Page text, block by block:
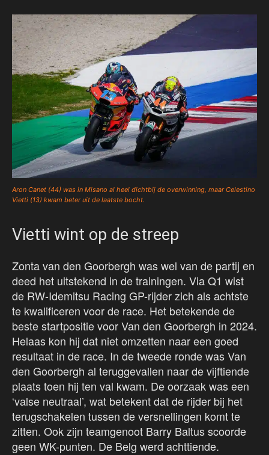
Aron Canet (44) was in Misano al heel dichtbij de overwinning, maar Celestino
Vietti (13) kwam beter uit de laatste bocht.
Vietti wint op de streep
Zonta van den Goorbergh was wel van de partij en
deed het uitstekend in de trainingen. Via Q1 wist
de RW-Idemitsu Racing GP-rijder zich als achtste
te kwalificeren voor de race. Het betekende de
beste startpositie voor Van den Goorbergh in 2024.
Helaas kon hij dat niet omzetten naar een goed
resultaat in de race. In de tweede ronde was Van
den Goorbergh al teruggevallen naar de vijftiende
plaats toen hij ten val kwam. De oorzaak was een
‘valse neutraal’, wat betekent dat de rijder bij het
terugschakelen tussen de versnellingen komt te
zitten. Ook zijn teamgenoot Barry Baltus scoorde
geen WK-punten. De Belg werd achttiende.